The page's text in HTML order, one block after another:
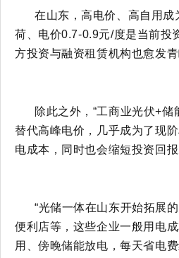
在山东，高电价、高自用 成
荷、电价0.7-0.9元/度是当前投
方投资与融资租赁机构也愈发青
除此之外， “工商业光伏+储
替代高峰电价，几乎成为了现
电成本，同时也会缩短投资回
“光储一体在山东开始拓展
便利店等，这些企业一般用电
用
、傍晚储能放电 ，每天省电